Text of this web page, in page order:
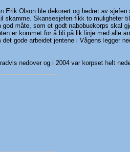
Olson ble dekorert og hedret av
Skansesjefen fikk to muligheter
måte, som et godt nabobuekorps skal
er kommet for å bli på lik linje med alle
gode arbeidet jentene i Vågens legger
nedover og i 2004 var korpset helt